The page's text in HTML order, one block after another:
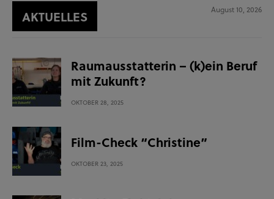
AKTUELLES August 10, 2026
Raumausstatterin – (k)ein Beruf
mit Zukunft?
OKTOBER 28, 2025
Film-Check “Christine”
OKTOBER 23, 2025